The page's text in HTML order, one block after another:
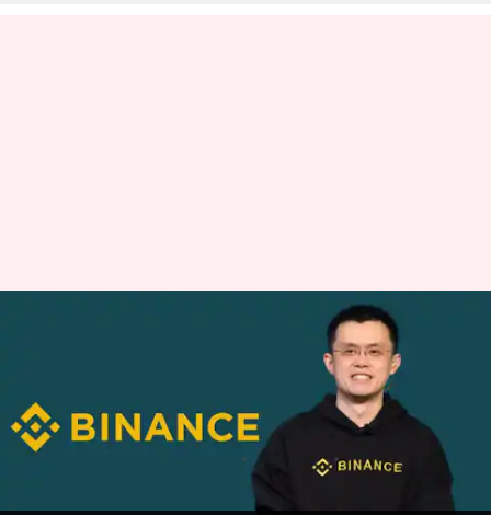
பினான்ஸ் கிரிப்டோ
தளத்தின் மீது புகார்களை
அடுக்கிய SEC.. என்ன
நடந்தது?
எழுதியவர் Jun 06, 2023 10:41 am